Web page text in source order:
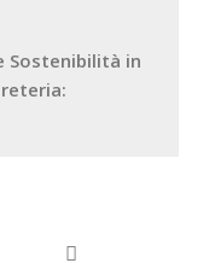
Sostenibilità in